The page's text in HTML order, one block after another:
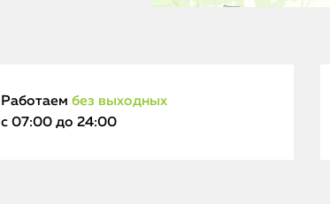
Работаем без выходных
с 07:00 до 24:00